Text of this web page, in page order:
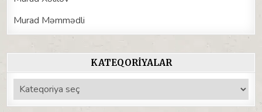
Murad Məmmədli
KATEQORIYALAR
Kateqoriyalar